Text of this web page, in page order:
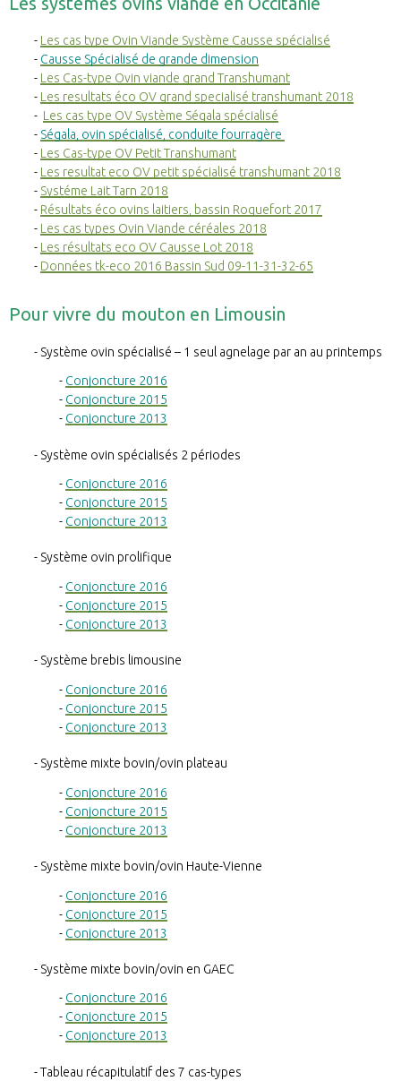
Les cas type Ovin Viande Système Causse spécialisé
Causse Spécialisé de grande dimension
Les Cas-type Ovin viande grand Transhumant
Les resultats éco OV grand specialisé transhumant 2018
Les cas type OV Système Ségala spécialisé
Ségala, ovin spécialisé, conduite fourragère
Les Cas-type OV Petit Transhumant
Les resultat eco OV petit spécialisé transhumant 2018
Systéme Lait Tarn 2018
Résultats éco ovins laitiers, bassin Roquefort 2017
Les cas types Ovin Viande céréales 2018
Les résultats eco OV Causse Lot 2018
Données tk-eco 2016 Bassin Sud 09-11-31-32-65
Pour vivre du mouton en Limousin
Système ovin spécialisé – 1 seul agnelage par an au printemps
Conjoncture 2016
Conjoncture 2015
Conjoncture 2013
Système ovin spécialisés 2 périodes
Conjoncture 2016
Conjoncture 2015
Conjoncture 2013
Système ovin prolifique
Conjoncture 2016
Conjoncture 2015
Conjoncture 2013
Système brebis limousine
Conjoncture 2016
Conjoncture 2015
Conjoncture 2013
Système mixte bovin/ovin plateau
Conjoncture 2016
Conjoncture 2015
Conjoncture 2013
Système mixte bovin/ovin Haute-Vienne
Conjoncture 2016
Conjoncture 2015
Conjoncture 2013
Système mixte bovin/ovin en GAEC
Conjoncture 2016
Conjoncture 2015
Conjoncture 2013
Tableau récapitulatif des 7 cas-types